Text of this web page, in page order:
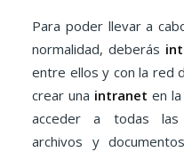
Para poder llevar a
normalidad, deberás
entre ellos y con la red
crear una intranet en
acceder a todas las
archivos y